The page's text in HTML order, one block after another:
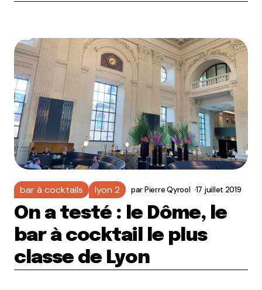
bar à cocktails lyon 2 parPierre Qyrool 17 juillet 2019
On a testé : le Dôme, le
bar à cocktail le plus
classe de Lyon